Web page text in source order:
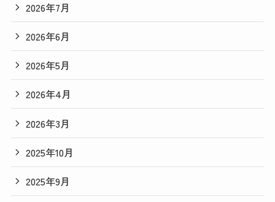
2026年7月
2026年6月
2026年5月
2026年4月
2026年3月
2025年10月
2025年9月